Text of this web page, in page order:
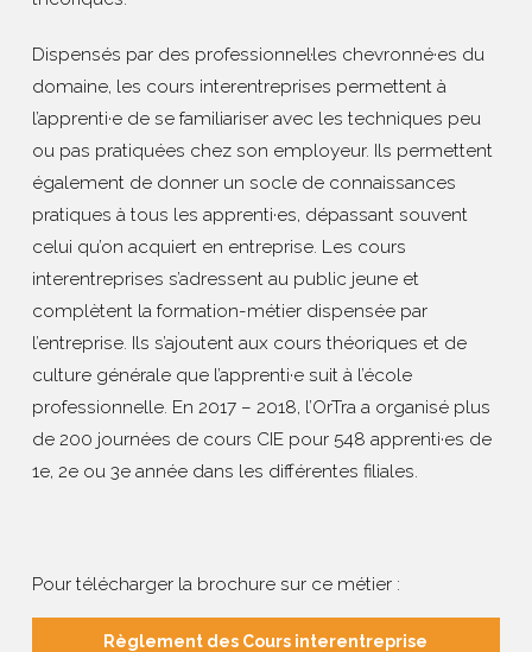
Dispensés par des professionnel·les chevronné·es du
domaine, les cours interentreprises permettent à
l’apprenti·e de se familiariser avec les techniques peu
ou pas pratiquées chez son employeur. Ils permettent
également de donner un socle de connaissances
pratiques à tous les apprenti·es, dépassant souvent
celui qu’on acquiert en entreprise. Les cours
interentreprises s’adressent au public jeune et
complètent la formation-métier dispensée par
l’entreprise. Ils s’ajoutent aux cours théoriques et de
culture générale que l’apprenti·e suit à l’école
professionnelle. En 2017 – 2018, l’OrTra a organisé plus
de 200 journées de cours CIE pour 548 apprenti·es de
1e, 2e ou 3e année dans les différentes filiales.
Pour télécharger la brochure sur ce métier :
Règlement des Cours interentreprise